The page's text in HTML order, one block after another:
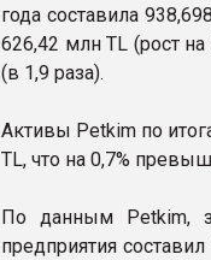
года составила
626,42 млн TL (рост
(в 1,9 раза).
Активы Petkim по
TL, что на 0,7%
По данным Petkim,
предприятия